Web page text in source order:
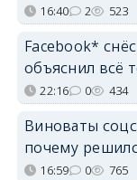
16:40 2 523
Facebook*
объяснил всё
22:16 0 434
Виноваты
почему
16:59 0 765